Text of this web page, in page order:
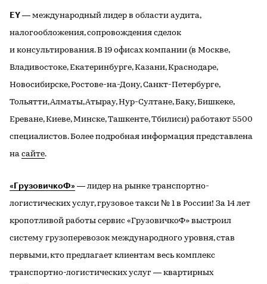
EY — международный лидер в области аудита,
налогообложения, сопровождения сделок
и консультирования. В 19 офисах компании (в Москве,
Владивостоке, Екатеринбурге, Казани, Краснодаре,
Новосибирске, Ростове-на-Дону, Санкт-Петербурге,
Тольятти, Алматы, Атырау, Нур-Султане, Баку, Бишкеке,
Ереване, Киеве, Минске, Ташкенте, Тбилиси) работают 5500
специалистов. Более подробная информация представлена
на сайте.
«ГрузовичкоФ» — лидер на рынке транспортно-
логистических услуг, грузовое такси № 1 в России! За 14 лет
кропотливой работы сервис «ГрузовичкоФ» выстроил
систему грузоперевозок международного уровня, став
первыми, кто предлагает клиентам весь комплекс
транспортно-логистических услуг — квартирных